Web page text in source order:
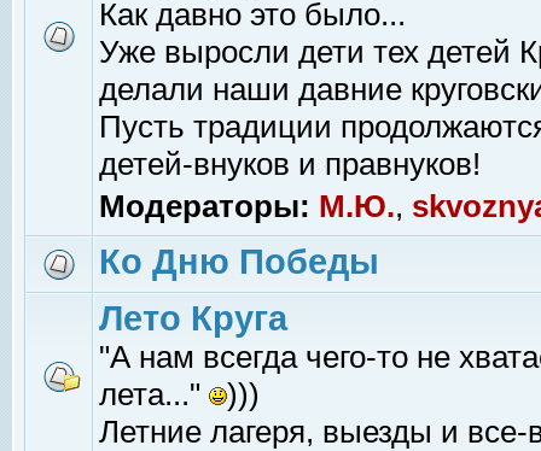
Как давно это было...
Уже выросли дети тех детей
делали наши давние
Пусть традиции
детей-внуков и правнуков!
Модераторы: М.Ю.,
Ко Дню Победы
Лето Круга
"А нам всегда чего-то не
лета..."
)))
Летние лагеря, выезды и все-